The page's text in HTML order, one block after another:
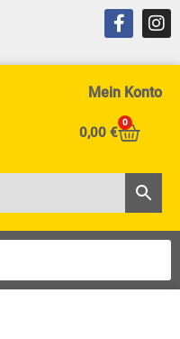
Mein Konto
0,00 €
0